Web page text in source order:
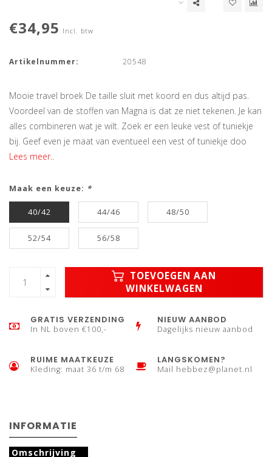
€34,95 Incl. btw
Artikelnummer: 20548
Mooie travel broek De taille sluit met koord en dus altijd pas.
Voordeel van de stoffen van Magna is dat ze niet tekenen. Je kan
alles combineren wat je wilt. Zoek er een leuke vest of tuniekje
bij. Geef even je maat van eventueel een vest of tuniekje doo
Lees meer..
Maak een keuze: *
40/42 44/46 48/50
52/54 56/58
TOEVOEGEN AAN
WINKELWAGEN
GRATIS VERZENDING
In NL boven €100,-
NIEUW AANBOD
Dagelijks nieuw aanbod
RUIME MAATKEUZE
Kleding: maat 36 t/m 68
LANGSKOMEN?
Mail hebbez@planet.nl
INFORMATIE
Omschrijving